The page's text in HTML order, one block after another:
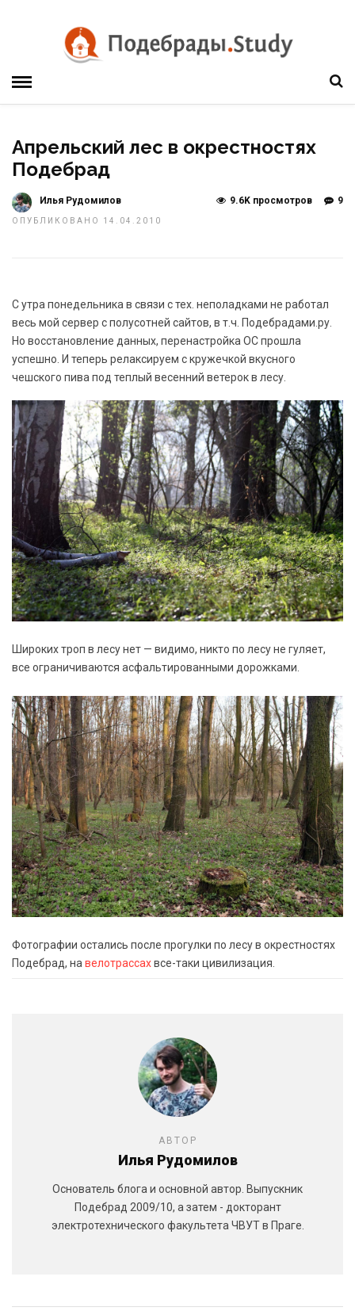
Апрельский лес в окрестностях
Подебрад
Илья Рудомилов
ОПУБЛИКОВАНО 14.04.2010
9
9.6K просмотров
С утра понедельника в связи с тех. неполадками не работал
весь мой сервер c полусотней сайтов, в т.ч. Подебрадами.ру.
Но восстановление данных, перенастройка ОС прошла
успешно. И теперь релаксируем с кружечкой вкусного
чешского пива под теплый весенний ветерок в лесу.
Широких троп в лесу нет — видимо, никто по лесу не гуляет,
все ограничиваются асфальтированными дорожками.
Фотографии остались после прогулки по лесу в окрестностях
Подебрад, на велотрассахвсе-таки цивилизация.
АВТОР
Илья Рудомилов
Основатель блога и основной автор. Выпускник
Подебрад 2009/10, а затем - докторант
электротехнического факультета ЧВУТ в Праге.